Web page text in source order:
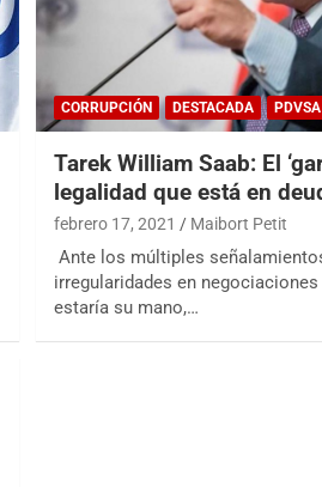
CORRUPCIÓN DESTACADA
Tarek William Saab: El
legalidad que está en
febrero 17, 2021 Maibort Petit
Ante los múltiples
irregularidades en
estaría su mano,…